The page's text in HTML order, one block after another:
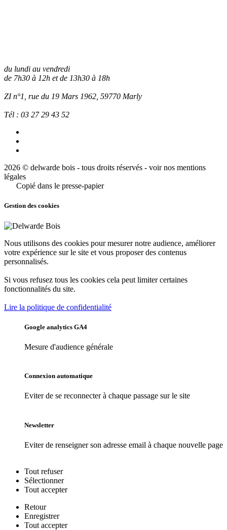
du lundi au vendredi
de 7h30 à 12h et de 13h30 à 18h
ZI n°1, rue du 19 Mars 1962, 59770 Marly
Tél : 03 27 29 43 52
2026 © delwarde bois - tous droits réservés - voir nos mentions
légales
Copié dans le presse-papier
Gestion des cookies
Nous utilisons des cookies pour mesurer notre audience, améliorer
votre expérience sur le site et vous proposer des contenus
personnalisés.
Si vous refusez tous les cookies cela peut limiter certaines
fonctionnalités du site.
Lire la politique de confidentialité
Google analytics GA4
Mesure d'audience générale
Connexion automatique
Eviter de se reconnecter à chaque passage sur le site
Newsletter
Eviter de renseigner son adresse email à chaque nouvelle page
Tout refuser
Sélectionner
Tout accepter
Retour
Enregistrer
Tout accepter